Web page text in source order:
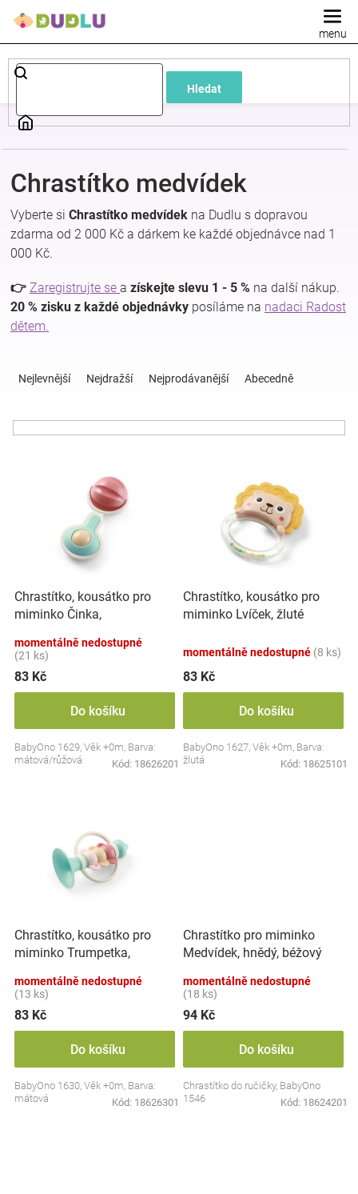
Hledat
Dětské
a
kojenecké
oblečení
Pokojíček
kojenecká
a
Těhotenské
oblečení
Novinky
Značky
Přihlášení
Chrastítko medvídek
Vyberte si Chrastítko medvídek na Dudlu s dopravou
zdarma od 2 000 Kč a dárkem ke každé objednávce nad 1
000 Kč.
👉 Zaregistrujte se a získejte slevu 1 - 5 % na další nákup.
20 % zisku z každé objednávky posíláme na nadaci Radost
dětem.
ů
Nejlevnější Nejdražší Nejprodávanější Abecedně
o
d
u
k
ů
Chrastítko, kousátko pro
miminko Činka,
momentálně nedostupné
(21 ks)
83 Kč
Do košíku
BabyOno 1629, Věk +0m, Barva:
mátová/růžová
Kód: 18626201
Chrastítko, kousátko pro
miminko Lvíček, žluté
momentálně nedostupné (8 ks)
83 Kč
Do košíku
BabyOno 1627, Věk +0m, Barva:
žlutá
Kód: 18625101
Chrastítko, kousátko pro
miminko Trumpetka,
momentálně nedostupné
(13 ks)
83 Kč
Do košíku
BabyOno 1630, Věk +0m, Barva:
mátová
Kód: 18626301
Chrastítko pro miminko
Medvídek, hnědý, béžový
momentálně nedostupné
(18 ks)
94 Kč
Do košíku
Chrastítko do ručičky, BabyOno
1546
Kód: 18624201